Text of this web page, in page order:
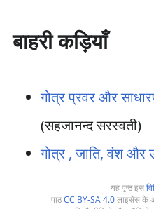
बाहरी कड़ियाँ
गोत्र प्रवर और
(सहजानन्द सरस्वती)
गोत्र , जाति, वंश और
यह पृष्ठ इस
पाठCC BY-SA 4.0लाइसेंस के